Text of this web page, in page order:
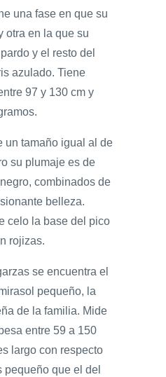
una fase en que su
otra en la que su
y el resto del
azulado. Tiene
97 y 130 cm y
un tamaño igual al de
su plumaje es de
combinados de
belleza.
celo la base del pico
rojizas.
se encuentra el
pequeño, la
de la familia. Mide
entre 59 a 150
largo con respecto
pequeño que el del